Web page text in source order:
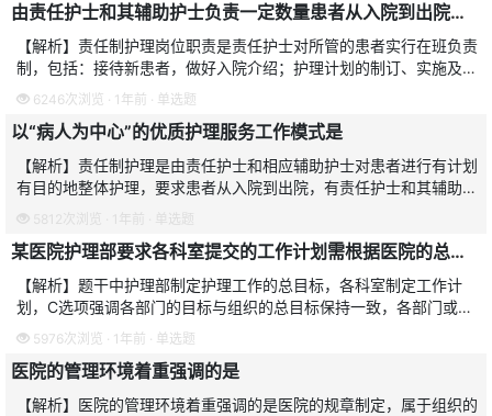
由责任护士和其辅助护士负责一定数量患者从入院到出院期间各种治疗、基础护理、专科护理、护理病例书写、病情观察、用药治疗及健康教育的护理方式属于
【解析】责任制护理岗位职责是责任护士对所管的患者实行在班负责
制，包括：接待新患者，做好入院介绍；护理计划的制订、实施及效
果评价；病情观察，预防并发症；患者的心理、活动及饮食护理等；
健康教育；书写病例，
6246次浏览 · 1年前 · 单选题
以“病人为中心”的优质护理服务工作模式是
【解析】责任制护理是由责任护士和相应辅助护士对患者进行有计划
有目的地整体护理，要求患者从入院到出院，有责任护士和其辅助护
士负责。故本题选E。【避错】本题部分考生易误选D。功能制护理
是以工作中心为主的护
5812次浏览 · 1年前 · 单选题
某医院护理部要求各科室提交的工作计划需根据医院的总体工作目标制定护理工作的总目标，内容清晰明确，高低适当。这体现的是护理管理组织原则中的
【解析】题干中护理部制定护理工作的总目标，各科室制定工作计
划，C选项强调各部门的目标与组织的总目标保持一致，各部门或者
科室的分目标必须服从组织的总目标与题意相符，故本题选C。【避
错】本题考生易错选E。
5976次浏览 · 1年前 · 单选题
医院的管理环境着重强调的是
【解析】医院的管理环境着重强调的是医院的规章制定，属于组织的